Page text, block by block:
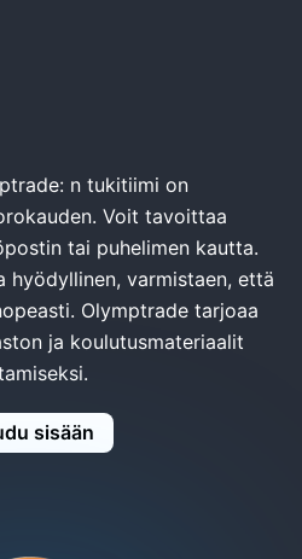
Tuki
n tukitiimi on
Voit tavoittaa
tai puhelimen kautta.
hyödyllinen, varmistaen, että
Olymptrade tarjoaa
ja koulutusmateriaalit
sisään